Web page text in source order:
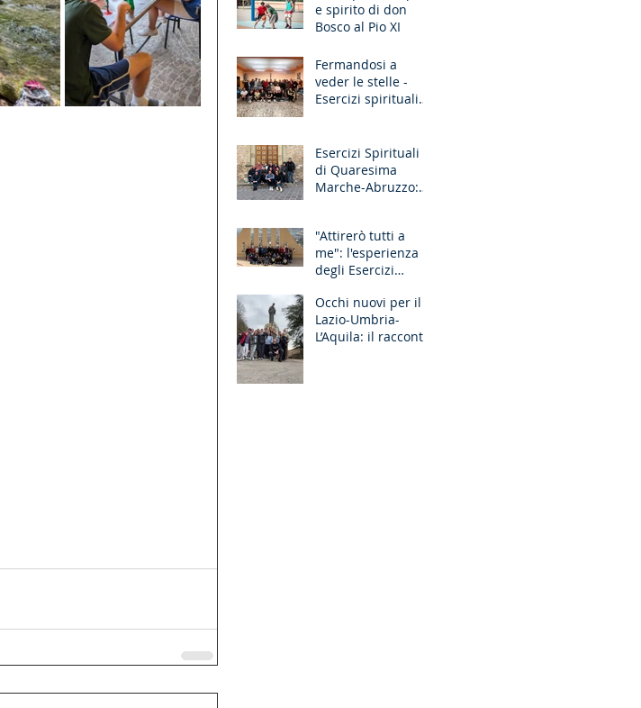
generazioni
e spirito di don
Bosco al Pio XI
Fermandosi a
veder le stelle -
Esercizi spirituali
Esercizi Spirituali
di Quaresima
Marche-Abruzzo:
"Attirerò tutti a
me": l'esperienza
degli Esercizi
Liguria-Toscana e
GR Discernimento
Occhi nuovi per il
Lazio-Umbria-
L’Aquila: il racconto